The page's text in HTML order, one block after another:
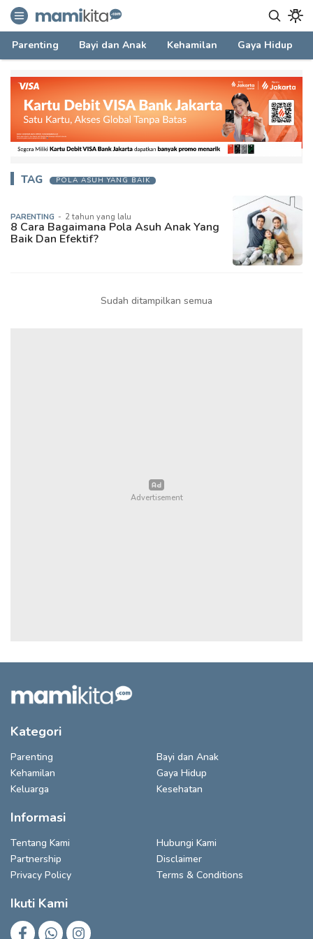
mamikita.com
Informasi Parenting untuk Mami Milenial
Parenting Bayi dan Anak Kehamilan Gaya Hidup
TAG POLA ASUH YANG BAIK
PARENTING - 2 tahun yang lalu
8 Cara Bagaimana Pola Asuh Anak Yang
Baik Dan Efektif?
Sudah ditampilkan semua
Kategori
Parenting
Bayi dan Anak
Kehamilan
Gaya Hidup
Keluarga
Kesehatan
Informasi
Tentang Kami
Hubungi Kami
Partnership
Disclaimer
Privacy Policy
Terms & Conditions
Ikuti Kami